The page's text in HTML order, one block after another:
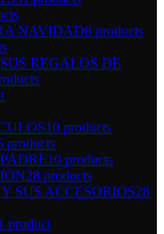
NAVIDAD8 products
REGALOS DE
10 products
products
10 products
28 products
SUS ACCESORIOS28
product